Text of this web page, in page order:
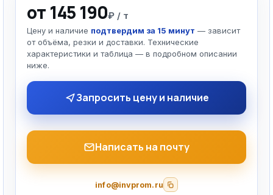
от 145 190₽ / т
Цену и наличие подтвердим за 15 минут — зависит
от объёма, резки и доставки. Технические
характеристики и таблица — в подробном описании
ниже.
Запросить цену и наличие
Написать на почту
info@invprom.ru